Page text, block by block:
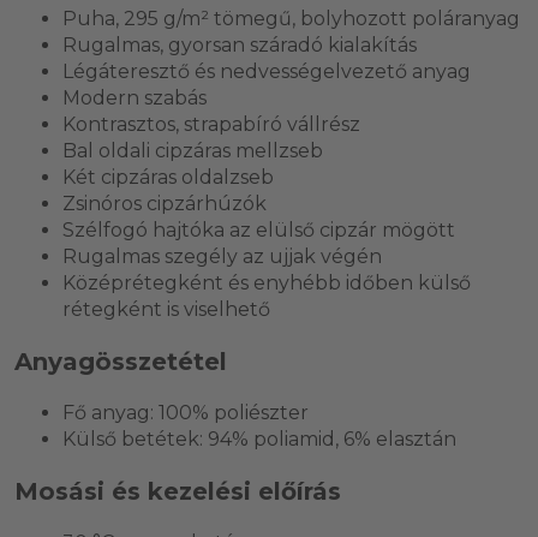
Puha, 295 g/m² tömegű, bolyhozott poláranyag
Rugalmas, gyorsan száradó kialakítás
Légáteresztő és nedvességelvezető anyag
Modern szabás
Kontrasztos, strapabíró vállrész
Bal oldali cipzáras mellzseb
Két cipzáras oldalzseb
Zsinóros cipzárhúzók
Szélfogó hajtóka az elülső cipzár mögött
Rugalmas szegély az ujjak végén
Középrétegként és enyhébb időben külső
rétegként is viselhető
Anyagösszetétel
Fő anyag: 100% poliészter
Külső betétek: 94% poliamid, 6% elasztán
Mosási és kezelési előírás